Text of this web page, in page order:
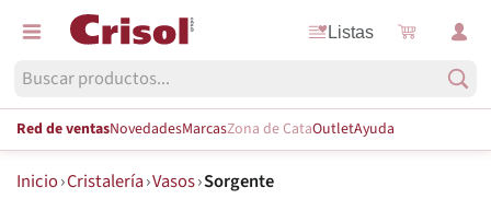
Listas
Red de ventasNovedadesMarcasZona de CataOutletAyuda
Inicio›Cristalería›Vasos›Sorgente